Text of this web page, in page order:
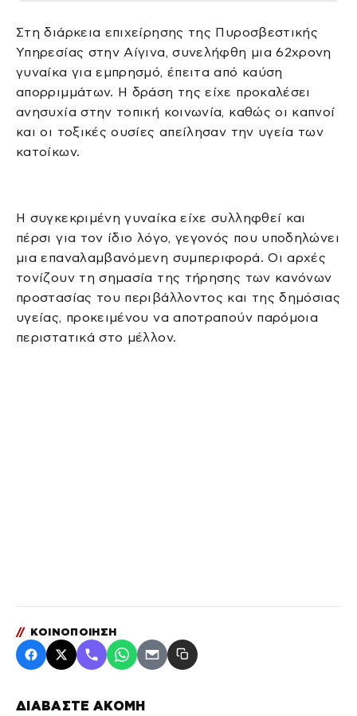
ΔΙΑΒΑΣΤΕ ΑΚΟΜΗ
Στη διάρκεια επιχείρησης της Πυροσβεστικής
Υπηρεσίας στην Αίγινα, συνελήφθη μια 62χρονη
γυναίκα για εμπρησμό, έπειτα από καύση
απορριμμάτων. Η δράση της είχε προκαλέσει
ανησυχία στην τοπική κοινωνία, καθώς οι καπνοί
και οι τοξικές ουσίες απείλησαν την υγεία των
κατοίκων.
Η συγκεκριμένη γυναίκα είχε συλληφθεί και
πέρσι για τον ίδιο λόγο, γεγονός που υποδηλώνει
μια επαναλαμβανόμενη συμπεριφορά. Οι αρχές
τονίζουν τη σημασία της τήρησης των κανόνων
προστασίας του περιβάλλοντος και της δημόσιας
υγείας, προκειμένου να αποτραπούν παρόμοια
περιστατικά στο μέλλον.
// ΚΟΙΝΟΠΟΙΗΣΗ